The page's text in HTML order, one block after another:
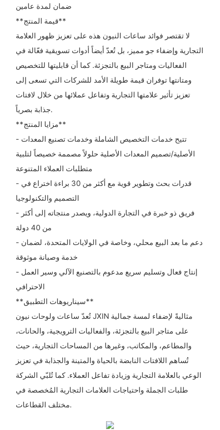
ضمان لمدة عامين
**قيمة المنتج**
لا تقتصر فوائد ساعات النيون هذه على تعزيز ظهور العلامة
التجارية وإضفاء جو مميز، بل تُعدّ أيضاً أدوات تسويقية فعّالة في
الفعاليات ومتاجر البيع بالتجزئة. كما أن قابليتها للتخصيص
ومتانتها توفران قيمة طويلة الأمد للشركات التي تسعى إلى
تعزيز تأثير علامتها التجارية وتفاعل عملائها من خلال لافتات
جذابة بصرياً.
**مزايا المنتج**
- تتيح خدمات التخصيص الشاملة وخدمات تصنيع المعدات
الأصلية/تصميم المعدات الأصلية حلولاً مصممة خصيصاً لتلبية
متطلبات العملاء المتنوعة
- قدرات بحث وتطوير قوية مع أكثر من 30 براءة اختراع في
التصميم والتكنولوجيا
- فريق ذو خبرة في التجارة الدولية، ويصدر منتجاته إلى أكثر
من 40 دولة
- دعم ما بعد البيع محلي، وخاصة في الولايات المتحدة، لضمان
خدمة وصيانة موثوقة
- إنتاج فعال وتسليم سريع مدعوم بالتصنيع الآلي وسير العمل
الاحترافي
**سيناريوهات التطبيق**
تُعدّ ساعات ولوحات نيون JXIN مثاليةً لإضفاء لمسة جمالية
على متاجر البيع بالتجزئة، والفعاليات الترويجية، والحانات،
والمطاعم، والمكاتب، وغيرها من المساحات التجارية، حيث
تُساهم اللافتات النابضة بالحياة والمتينة والجذابة في تعزيز
الوعي بالعلامة التجارية وزيادة تفاعل العملاء. كما تُلبّي الشركة
طلبات الجملة واحتياجات العلامات التجارية المُخصصة في
مختلف القطاعات.